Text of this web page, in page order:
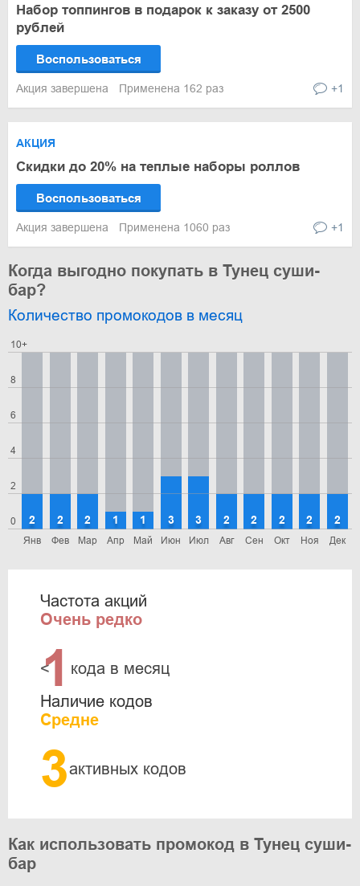
Набор топпингов в подарок к заказу от 2500
рублей
Воспользоваться
Акция завершена Применена 162 раз +1
АКЦИЯ
Скидки до 20% на теплые наборы роллов
Воспользоваться
Акция завершена Применена 1060 раз +1
Когда выгодно покупать в Тунец суши-
бар?
Количество промокодов в месяц
0
2
4
6
8
10+
Янв
2
Фев
2
Мар
2
Апр
1
Май
1
Июн
3
Июл
3
Авг
2
Сен
2
Окт
2
Ноя
2
Дек
2
Частота акций
Очень редко
<
1 кода в месяц
Наличие кодов
Средне
3активных кодов
Как использовать промокод в Тунец суши-
бар